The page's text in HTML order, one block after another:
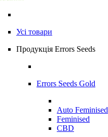
Усі товари
Продукція Errors Seeds
Errors Seeds Gold
Auto Feminised
Feminised
CBD